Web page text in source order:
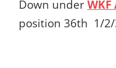
Down under WKF
position 36th 1/